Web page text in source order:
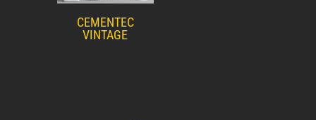
CEMENTEC
VINTAGE